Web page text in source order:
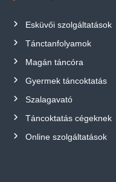
Esküvői szolgáltatások
Tánctanfolyamok
Magán táncóra
Gyermek táncoktatás
Szalagavató
Táncoktatás cégeknek
Online szolgáltatások